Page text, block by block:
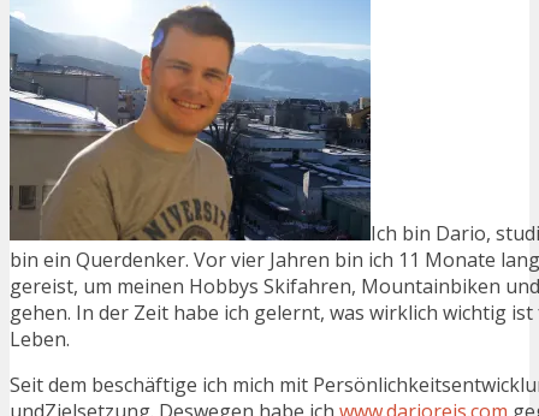
Ich bin Dario,
bin ein Querdenker. Vor vier Jahren bin ich 11 Monate
gereist, um meinen Hobbys Skifahren, Mountainbiken
gehen. In der Zeit habe ich gelernt, was wirklich wichtig
Leben.
Seit dem beschäftige ich mich mit